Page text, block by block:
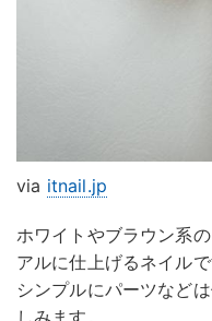
via itnail.jp
ホワイトやブラウン系
アルに仕上げるネイルで
シンプルにパーツなど